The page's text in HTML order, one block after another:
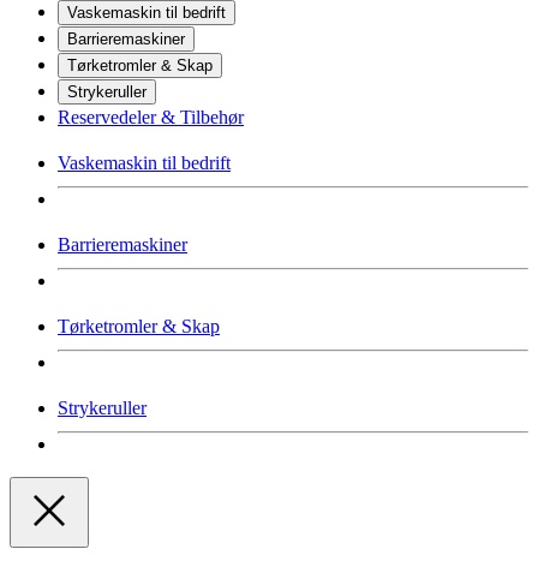
Vaskemaskin til bedrift
Barrieremaskiner
Tørketromler & Skap
Strykeruller
Reservedeler & Tilbehør
Vaskemaskin til bedrift
Barrieremaskiner
Tørketromler & Skap
Strykeruller